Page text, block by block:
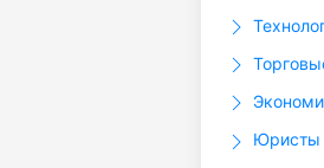
Юристы